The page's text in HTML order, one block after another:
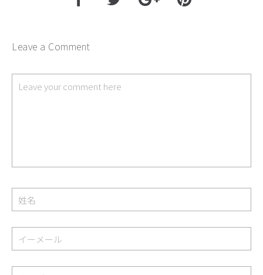
Leave a Comment